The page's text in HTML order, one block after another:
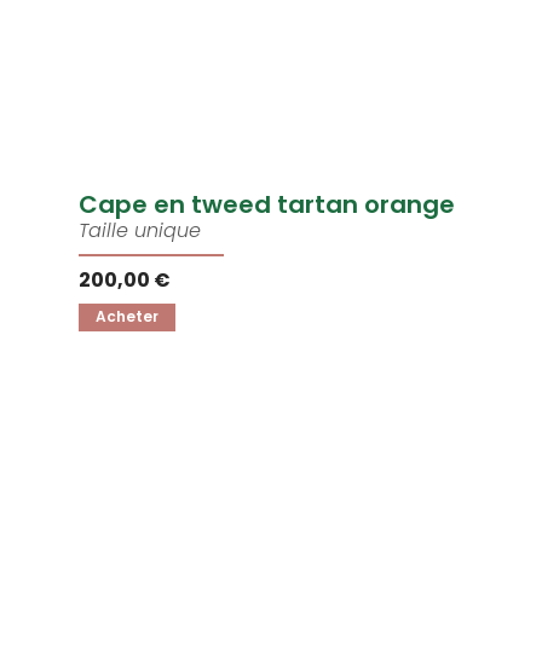
Cape en tweed tartan orange
Taille unique
200,00 €
Acheter